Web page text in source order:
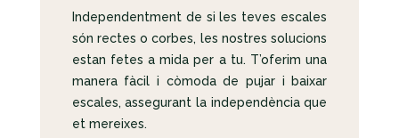
Independentment de si les teves escales
són rectes o corbes, les nostres solucions
estan fetes a mida per a tu. T’oferim una
manera fàcil i còmoda de pujar i baixar
escales, assegurant la independència que
et mereixes.